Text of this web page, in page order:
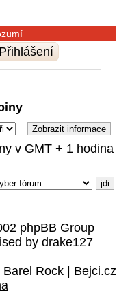
Přihlášení
v GMT + 1 hodina
phpBB Group
by drake127
Barel Rock
Bejci.cz